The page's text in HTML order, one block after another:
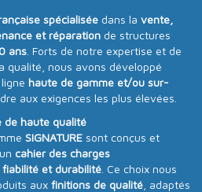
spécialisée dans la vente,
et réparation de structures
ans . Forts de notre expertise et de
qualité, nous avons développé
ligne haute de gamme et/ou sur-
aux exigences les plus élevées.
de haute qualité
SIGNATURE sont conçus et
cahier des charges
et durabilité . Ce choix nous
aux finitions de qualité , adaptés